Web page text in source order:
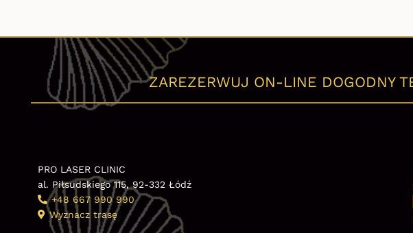
ZAREZERWUJ ON-LINE DOGODNY
PRO LASER CLINIC
al. Piłsudskiego 115, 92-332 Łódź
+48 667 990 990
Wyznacz trasę